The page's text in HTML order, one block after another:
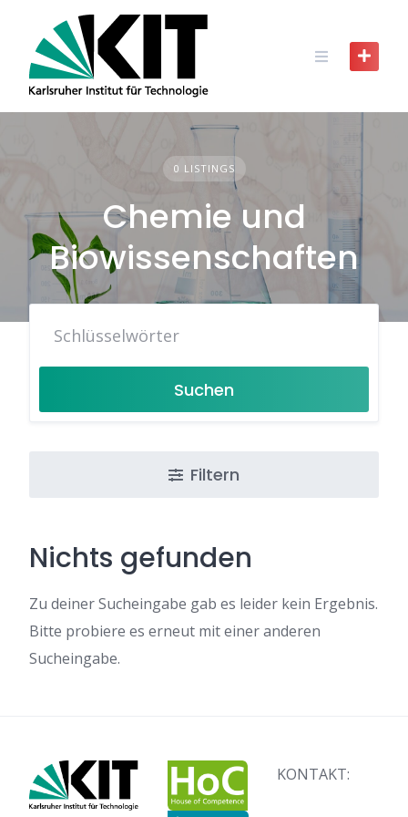
content
0 LISTINGS
Chemie und
Biowissenschaften
Suchen
Filtern
Nichts gefunden
Zu deiner Sucheingabe gab es leider kein Ergebnis.
Bitte probiere es erneut mit einer anderen
Sucheingabe.
KONTAKT: